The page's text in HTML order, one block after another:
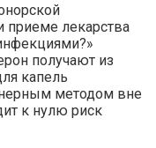
приеме лекарства
получают из
капель
методом вне
к нулю риск